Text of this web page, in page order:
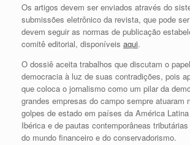
Os artigos devem ser enviados através do
submissões eletrônico da revista, que pode
devem seguir as normas de publicação
comitê editorial, disponíveis aqui.
O dossiê aceita trabalhos que discutam o
democracia à luz de suas contradições, pois
que coloca o jornalismo como um pilar da
grandes empresas do campo sempre atuaram
golpes de estado em países da América
Ibérica e de pautas contemporâneas
do mundo financeiro e do conservadorismo.